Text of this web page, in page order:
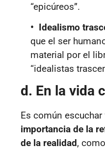
“epicúreos”.
• Idealismo
que el ser
material por el
“idealistas
d. En la vida
Es común
importancia de la
de la realidad,